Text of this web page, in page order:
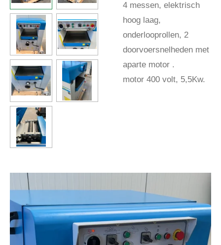
4 messen, elektrisch
hoog laag,
onderlooprollen, 2
doorvoersnelheden met
aparte motor .
motor 400 volt, 5,5Kw.